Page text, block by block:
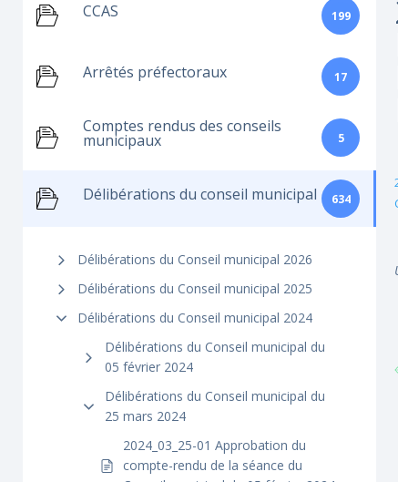
CCAS 199
Arrêtés préfectoraux 17
Comptes rendus des conseils
municipaux 5
Délibérations du conseil municipal 634
Délibérations du Conseil municipal 2026
Délibérations du Conseil municipal 2025
Délibérations du Conseil municipal 2024
Délibérations du Conseil municipal du
05 février 2024
Délibérations du Conseil municipal du
25 mars 2024
2024_03_25-01 Approbation du
compte-rendu de la séance du